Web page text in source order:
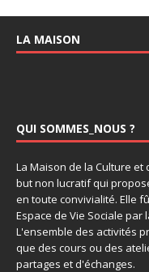
LA MAISON
QUI SOMMES_NOUS ?
La Maison de la Culture et
but non lucratif qui
en toute convivialité. Elle
Espace de Vie Sociale par
L'ensemble des activités
que des cours ou des
partages et d'échanges.